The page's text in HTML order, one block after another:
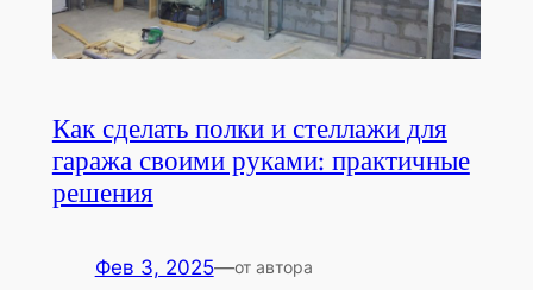
Как сделать полки и стеллажи для
гаража своими руками: практичные
решения
Фев 3, 2025—от автора